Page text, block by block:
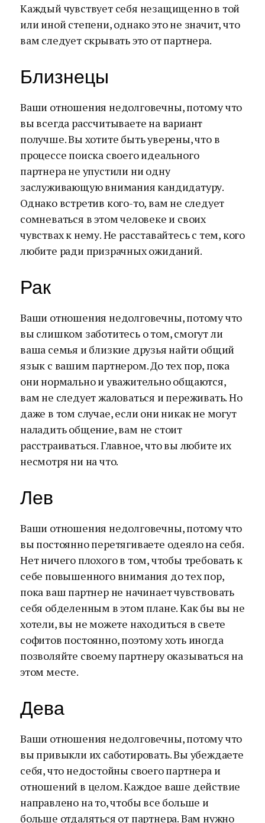
Каждый чувствует себя незащищенно в той
или иной степени, однако это не значит, что
вам следует скрывать это от партнера.
Близнецы
Ваши отношения недолговечны, потому что
вы всегда рассчитываете на вариант
получше. Вы хотите быть уверены, что в
процессе поиска своего идеального
партнера не упустили ни одну
заслуживающую внимания кандидатуру.
Однако встретив кого-то, вам не следует
сомневаться в этом человеке и своих
чувствах к нему. Не расставайтесь с тем, кого
любите ради призрачных ожиданий.
Рак
Ваши отношения недолговечны, потому что
вы слишком заботитесь о том, смогут ли
ваша семья и близкие друзья найти общий
язык с вашим партнером. До тех пор, пока
они нормально и уважительно общаются,
вам не следует жаловаться и переживать. Но
даже в том случае, если они никак не могут
наладить общение, вам не стоит
расстраиваться. Главное, что вы любите их
несмотря ни на что.
Лев
Ваши отношения недолговечны, потому что
вы постоянно перетягиваете одеяло на себя.
Нет ничего плохого в том, чтобы требовать к
себе повышенного внимания до тех пор,
пока ваш партнер не начинает чувствовать
себя обделенным в этом плане. Как бы вы не
хотели, вы не можете находиться в свете
софитов постоянно, поэтому хоть иногда
позволяйте своему партнеру оказываться на
этом месте.
Дева
Ваши отношения недолговечны, потому что
вы привыкли их саботировать. Вы убеждаете
себя, что недостойны своего партнера и
отношений в целом. Каждое ваше действие
направлено на то, чтобы все больше и
больше отдаляться от партнера. Вам нужно